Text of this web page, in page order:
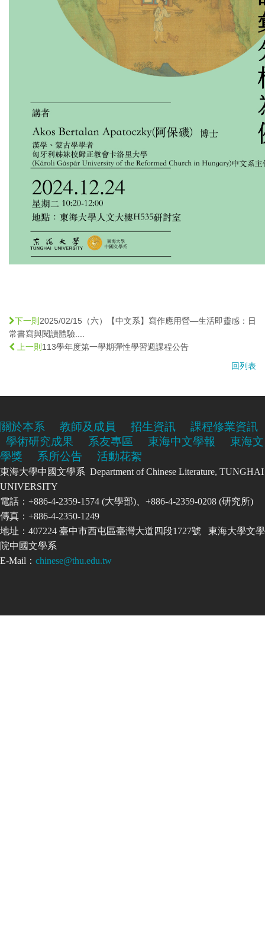
下一則 2025/02/15（六）【中文系】寫作應用營—生活即靈感：日
常書寫與閱讀體驗....
上一則 113學年度第一學期彈性學習週課程公告
回列表
關於本系 教師及成員 招生資訊
課程修業資訊
學術研究成果
系友專區 東海中文學報
東海文
學獎
系所公告 活動花絮
東海大學中國文學系 Department of Chinese Literature, TUNGHAI
UNIVERSITY
電話：+886-4-2359-1574 (大學部)、+886-4-2359-0208 (研究所)
傳真：+886-4-2350-1249
地址：407224 臺中市西屯區臺灣大道四段1727號 東海大學文學
院中國文學系
E-Mail： chinese@thu.edu.tw